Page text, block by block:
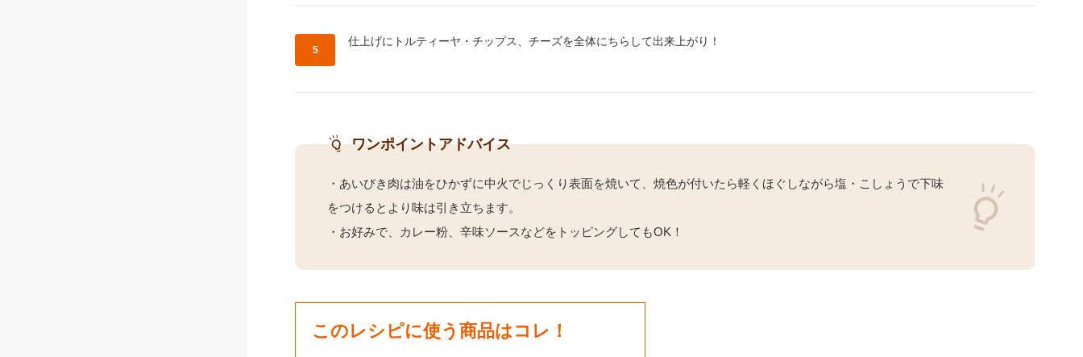
作り方5：
仕上げにトルティーヤ・チップス、チーズを全体にちらして出来上がり！
ワンポイントアドバイス
・あいびき肉は油をひかずに中火でじっくり表面を焼いて、焼色が付いたら軽くほぐしながら塩・こしょうで下味
をつけるとより味は引き立ちます。
・お好みで、カレー粉、辛味ソースなどをトッピングしてもOK！
このレシピに使う商品はコレ！